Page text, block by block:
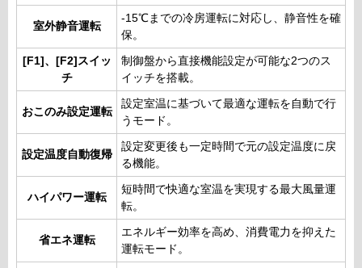
室外静音運転
-15℃までの冷房運転に対応し、静音性を確
保。
[F1]、[F2]スイッ
チ
制御盤から直接機能設定が可能な2つのス
イッチを搭載。
おこのみ設定運転
設定室温に基づいて最適な運転を自動で行
うモード。
設定温度自動復帰
設定変更後も一定時間で元の設定温度に戻
る機能。
ハイパワー運転
短時間で快適な室温を実現する最大風量運
転。
省エネ運転
エネルギー効率を高め、消費電力を抑えた
運転モード。